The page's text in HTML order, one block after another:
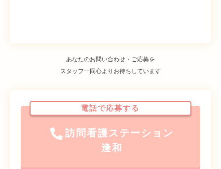
あなたのお問い合わせ・ご応募を
スタッフ一同心よりお待ちしています
電話で応募する
訪問看護ステーション
逢和